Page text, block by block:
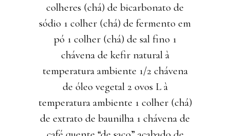
colheres (chá) de bicarbonato de
sódio 1 colher (chá) de fermento em
pó 1 colher (chá) de sal fino 1
chávena de kefir natural à
temperatura ambiente 1/2 chávena
de óleo vegetal 2 ovos L à
temperatura ambiente 1 colher (chá)
de extrato de baunilha 1 chávena de